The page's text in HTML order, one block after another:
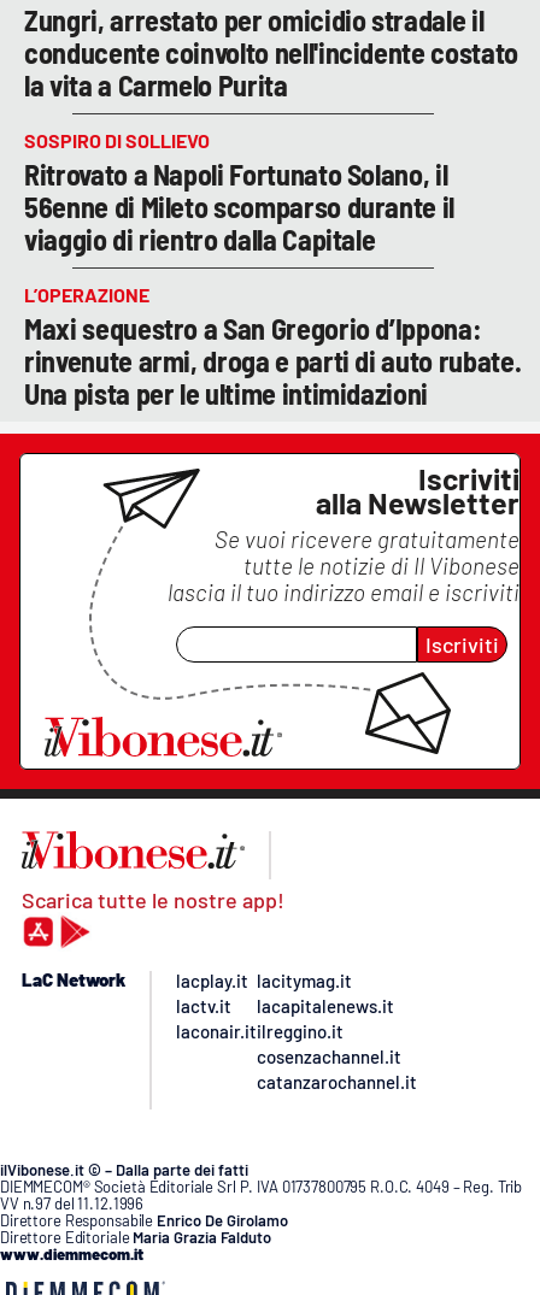
Zungri, arrestato per omicidio stradale il
conducente coinvolto nell'incidente costato
la vita a Carmelo Purita
SOSPIRO DI SOLLIEVO
Ritrovato a Napoli Fortunato Solano, il
56enne di Mileto scomparso durante il
viaggio di rientro dalla Capitale
L’OPERAZIONE
Maxi sequestro a San Gregorio d’Ippona:
rinvenute armi, droga e parti di auto rubate.
Una pista per le ultime intimidazioni
Iscriviti
alla Newsletter
Se vuoi ricevere gratuitamente
tutte le notizie di Il Vibonese
lascia il tuo indirizzo email e iscriviti
Iscriviti
Scarica tutte le nostre app!
LaC Network
lacplay.it
lactv.it
laconair.it
lacitymag.it
lacapitalenews.it
ilreggino.it
cosenzachannel.it
catanzarochannel.it
ilVibonese.it © – Dalla parte dei fatti
DIEMMECOM® Società Editoriale Srl P. IVA 01737800795 R.O.C. 4049 – Reg. Trib
VV n.97 del 11.12.1996
Direttore Responsabile Enrico De Girolamo
Direttore Editoriale Maria Grazia Falduto
www.diemmecom.it